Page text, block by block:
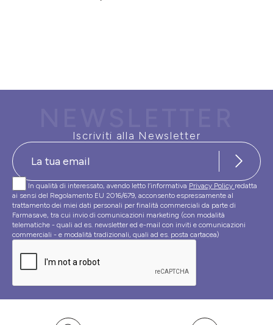
Iscriviti alla Newsletter
In qualità di interessato, avendo letto l’informativa Privacy Policy redatta
ai sensi del Regolamento EU 2016/679, acconsento espressamente al
trattamento dei miei dati personali per finalità commerciali da parte di
Farmasave, tra cui invio di comunicazioni marketing (con modalità
telematiche - quali ad es. newsletter ed e-mail con inviti e comunicazioni
commerciali - e modalità tradizionali, quali ad es. posta cartacea)